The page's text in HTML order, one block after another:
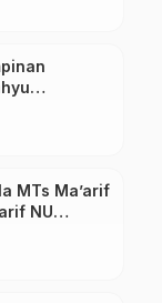
MTs
MTs Ma’arif
NU
Lima